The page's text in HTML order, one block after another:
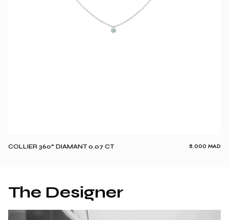
COLLIER 360° DIAMANT 0.07 CT 8.000 MAD
The Designer